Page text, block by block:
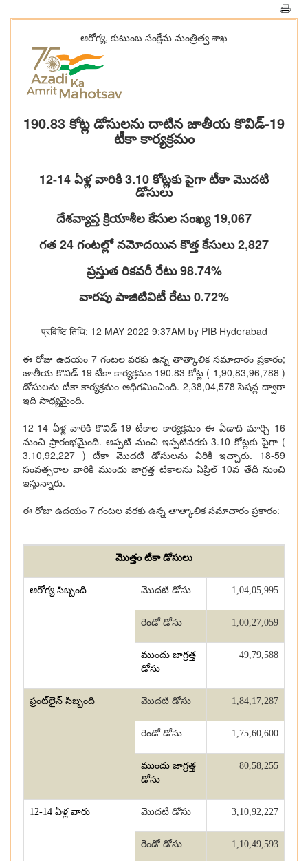
ఆరోగ్య, కుటుంబ సంక్షేమ‌ మంత్రిత్వ శాఖ
190.83 కోట్ల డోసులను దాటిన జాతీయ కొవిడ్‌-19
టీకా కార్యక్రమం
12-14 ఏళ్ల వారికి 3.10 కోట్లకు పైగా టీకా మొదటి
డోసులు
దేశవ్యాప్త క్రియాశీల కేసుల సంఖ్య 19,067
గత 24 గంటల్లో నమోదయిన కొత్త కేసులు 2,827
ప్రస్తుత రికవరీ రేటు 98.74%
వారపు పాజిటివిటీ రేటు 0.72%
प्रविष्टि तिथि: 12 MAY 2022 9:37AM by PIB Hyderabad
ఈ రోజు ఉదయం 7 గంటల వరకు ఉన్న తాత్కాలిక సమాచారం ప్రకారం;
జాతీయ కొవిడ్‌-19 టీకా కార్యక్రమం 190.83 కోట్ల ( 1,90,83,96,788 )
డోసులను టీకా కార్యక్రమం అధిగమించింది. 2,38,04,578 సెషన్ల ద్వారా
ఇది సాధ్యమైంది.
12-14 ఏళ్ల వారికి కొవిడ్‌-19 టీకాల కార్యక్రమం ఈ ఏడాది మార్చి 16
నుంచి ప్రారంభమైంది. అప్పటి నుంచి ఇప్పటివరకు 3.10 కోట్లకు పైగా (
3,10,92,227 ) టీకా మొదటి డోసులను వీరికి ఇచ్చారు. 18-59
సంవత్సరాల వారికి ముందు జాగ్రత్త టీకాలను ఏప్రిల్‌ 10వ తేదీ నుంచి
ఇస్తున్నారు.
ఈ రోజు ఉదయం 7 గంటల వరకు ఉన్న తాత్కాలిక సమాచారం ప్రకారం:
మొత్తం టీకా డోసులు
ఆరోగ్య సిబ్బంది మొదటి డోసు 1,04,05,995
రెండో డోసు 1,00,27,059
ముందు జాగ్రత్త
డోసు
49,79,588
ఫ్రంట్‌లైన్‌ సిబ్బంది మొదటి డోసు 1,84,17,287
రెండో డోసు 1,75,60,600
ముందు జాగ్రత్త
డోసు
80,58,255
12-14 ఏళ్ల వారు మొదటి డోసు 3,10,92,227
రెండో డోసు 1,10,49,593